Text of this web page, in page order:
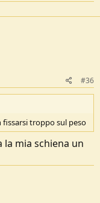
#36
fissarsi troppo sul peso
mia schiena un